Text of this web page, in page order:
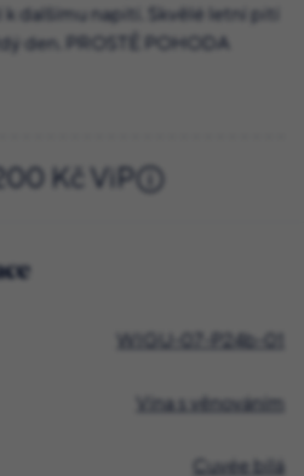
dalšímu napití. Skvělé letní pití
den. PROSTĚ POHODA
Kč ViP
WIGU-07-P24b-01
Vína s věnováním
Cuvée bílá